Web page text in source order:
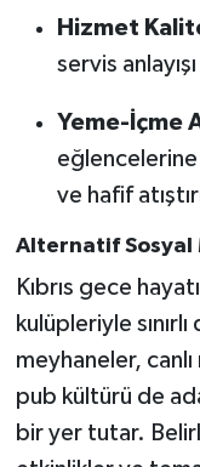
Hizmet
servis
Yeme-İçme
ve hafif
Alternatif Sosyal
Kıbrıs gece
kulüpleriyle
meyhaneler,
pub kültürü de
bir yer tutar.